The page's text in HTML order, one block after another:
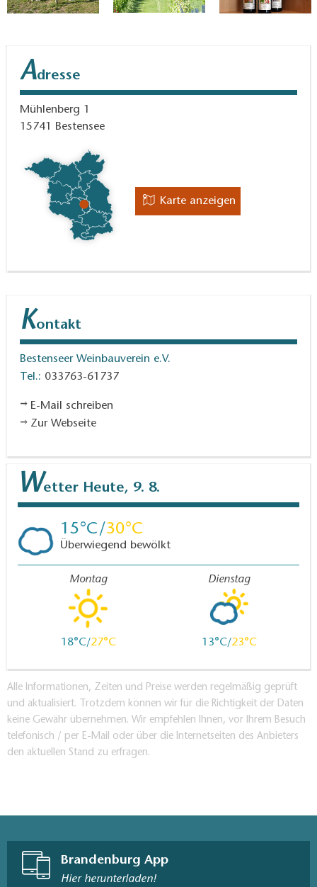
Adresse
Mühlenberg 1
15741
Bestensee
Karte anzeigen
Kontakt
Bestenseer Weinbauverein e.V.
Tel.: 033763-61737
E-Mail schreiben
Zur Webseite
Wetter Heute, 9. 8.
15 30
Überwiegend bewölkt
Montag
18 27
Dienstag
13 23
Alle Informationen, Zeiten und Preise werden regelmäßig geprüft
und aktualisiert. Trotzdem können wir für die Richtigkeit der Daten
keine Gewähr übernehmen. Wir empfehlen Ihnen, vor Ihrem Besuch
telefonisch / per E-Mail oder über die Internetseiten des Anbieters
den aktuellen Stand zu erfragen.
Brandenburg App
Hier herunterladen!